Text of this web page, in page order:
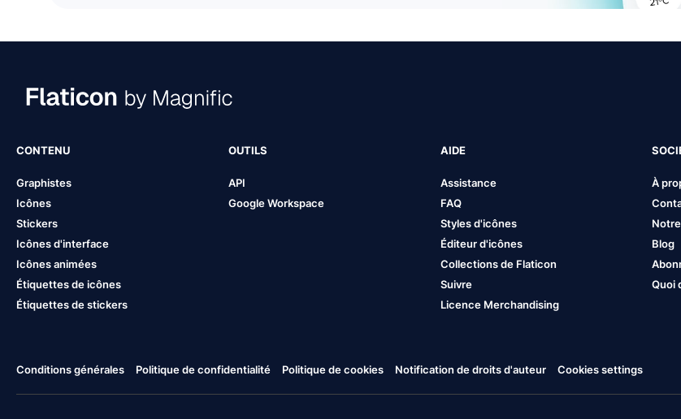
CONTENU
Graphistes
Icônes
Stickers
Icônes d'interface
Icônes animées
Étiquettes de icônes
Étiquettes de stickers
OUTILS
API
Google Workspace
AIDE
Assistance
FAQ
Styles d'icônes
Éditeur d'icônes
Collections de Flaticon
Suivre
Licence Merchandising
À
Blog
Quoi
Conditions générales Politique de confidentialité Politique de cookies Notification de droits d'auteur Cookies settings